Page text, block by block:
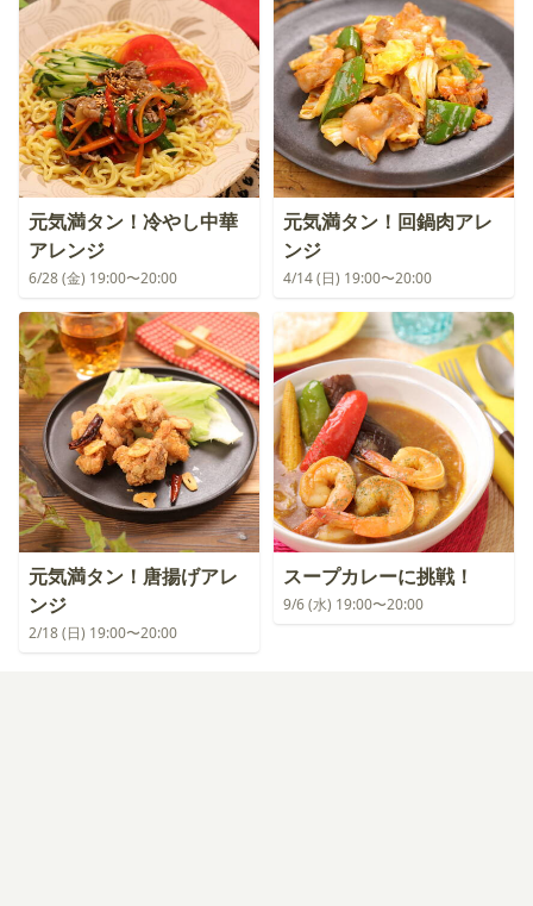
元気満タン！冷やし中華
アレンジ
6/28 (金) 19:00〜20:00
元気満タン！回鍋肉アレ
ンジ
4/14 (日) 19:00〜20:00
元気満タン！唐揚げアレ
ンジ
2/18 (日) 19:00〜20:00
スープカレーに挑戦！
9/6 (水) 19:00〜20:00